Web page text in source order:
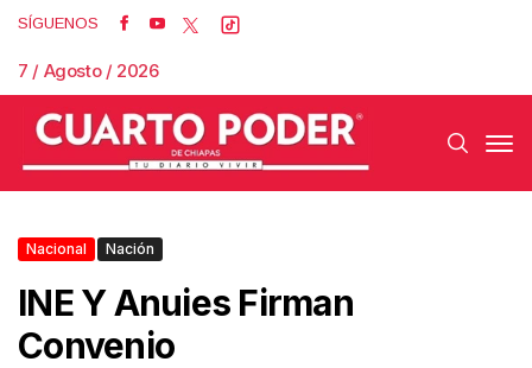
SÍGUENOS
7 / Agosto / 2026
Nacional Nación
INE Y Anuies Firman
Convenio